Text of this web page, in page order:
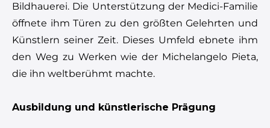
Bildhauerei. Die Unterstützung der Medici-Familie
öffnete ihm Türen zu den größten Gelehrten und
Künstlern seiner Zeit. Dieses Umfeld ebnete ihm
den Weg zu Werken wie der Michelangelo Pieta,
die ihn weltberühmt machte.
Ausbildung und künstlerische Prägung